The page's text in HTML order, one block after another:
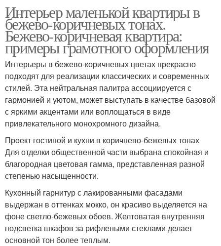
Интерьер маленькой квартиры в
бежево-коричневых тонах.
Бежево-коричневая квартира:
примеры грамотного оформления
Интерьеры в бежево-коричневых цветах прекрасно
подходят для реализации классических и современных
стилей. Эта нейтральная палитра ассоциируется с
гармонией и уютом, может выступать в качестве базовой
с яркими акцентами или воплощаться в виде
привлекательного монохромного дизайна.
Проект гостиной и кухни в коричнево-бежевых тонах
Для отделки общественной части выбрана спокойная и
благородная цветовая гамма, представленная разной
степенью насыщенности.
Кухонный гарнитур с лакированными фасадами
выдержан в оттенках мокко, он красиво выделяется на
фоне светло-бежевых обоев. Желтоватая внутренняя
подсветка шкафов за рифлеными стеклами делает
основной тон более теплым.